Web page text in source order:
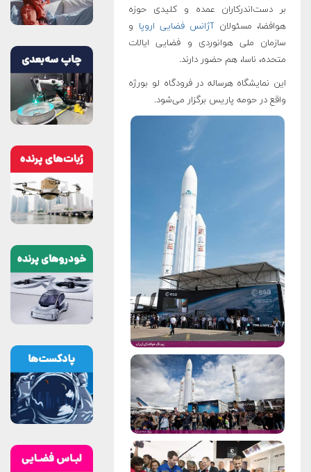
بر دست‌اندرکاران عمده و کلیدی حوزه
هوافضا، مسئولان آژانس فضایی اروپا و
سازمان ملی هوانوردی و فضایی ایالات
متحده، ناسا، هم حضور دارند.
این نمایشگاه هرساله در فرودگاه لو بورژه
واقع در حومه پاریس برگزار می‌شود.